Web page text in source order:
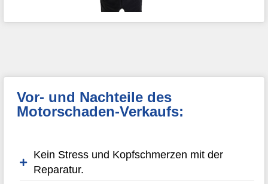
Vor- und Nachteile des
Motorschaden-Verkaufs:
Kein Stress und Kopfschmerzen mit der
Reparatur.